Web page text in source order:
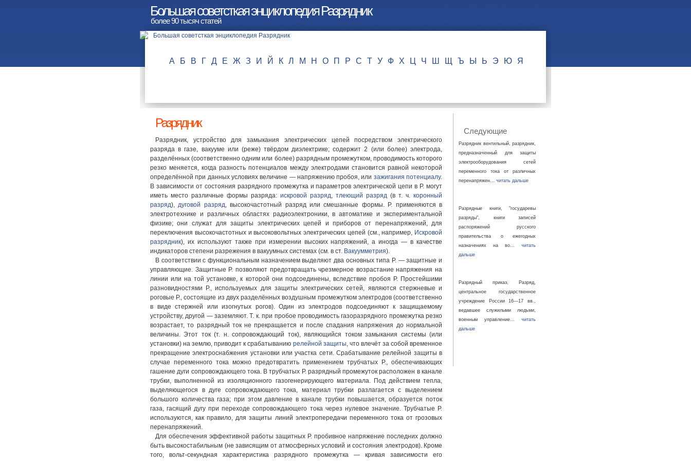
Большая советсткая энциклопедия Разрядник
более 90 тысяч статей
А Б В Г Д Е Ж З И Й К Л М Н О П Р С Т У Ф Х Ц Ч Ш Щ Ъ Ы Ь Э Ю Я
Разрядник
Разрядник, устройство для замыкания электрических цепей посредством электрического
разряда в газе, вакууме или (реже) твёрдом диэлектрике; содержит 2 (или более) электрода,
разделённых (соответственно одним или более) разрядным промежутком, проводимость которого
резко меняется, когда разность потенциалов между электродами становится равной некоторой
определённой при данных условиях величине — напряжению пробоя, или зажигания потенциалу.
В зависимости от состояния разрядного промежутка и параметров электрической цепи в Р. могут
иметь место различные формы разряда: искровой разряд, тлеющий разряд (в т. ч. коронный
разряд),дуговой разряд, высокочастотный разряд или смешанные формы. Р. применяются в
электротехнике и различных областях радиоэлектроники, в автоматике и экспериментальной
физике; они служат для защиты электрических цепей и приборов от перенапряжений, для
переключения высокочастотных и высоковольтных электрических цепей (см., например, Искровой
разрядник), их используют также при измерении высоких напряжений, а иногда — в качестве
индикаторов степени разрежения в вакуумных системах (см. в ст. Вакуумметрия).
В соответствии с функциональным назначением выделяют два основных типа Р. — защитные и
управляющие. Защитные Р. позволяют предотвращать чрезмерное возрастание напряжения на
линии или на той установке, к которой они подсоединены, вследствие пробоя Р. Простейшими
разновидностями Р., используемых для защиты электрических сетей, являются стержневые и
роговые Р., состоящие из двух разделённых воздушным промежутком электродов (соответственно
в виде стержней или изогнутых рогов). Один из электродов подсоединяют к защищаемому
устройству, другой — заземляют. Т. к. при пробое проводимость газоразрядного промежутка резко
возрастает, то разрядный ток не прекращается и после спадания напряжения до нормальной
величины. Этот ток (т. н. сопровождающий ток), являющийся током замыкания системы (или
установки) на землю, приводит к срабатыванию релейной защиты, что влечёт за собой временное
прекращение электроснабжения установки или участка сети. Срабатывание релейной защиты в
случае переменного тока можно предотвратить применением трубчатых Р., обеспечивающих
гашение дуги сопровождающего тока. В трубчатых Р. разрядный промежуток расположен в канале
трубки, выполненной из изоляционного газогенерирующего материала. Под действием тепла,
выделяющегося в дуге сопровождающего тока, материал трубки разлагается с выделением
большого количества газа; при этом давление в канале трубки повышается, образуется поток
газа, гасящий дугу при переходе сопровождающего тока через нулевое значение. Трубчатые Р.
используются, как правило, для защиты линий электропередачи переменного тока от грозовых
перенапряжений.
Для обеспечения эффективной работы защитных Р. пробивное напряжение последних должно
быть высокостабильным (не зависящим от атмосферных условий и состояния электродов). Кроме
того, вольт-секундная характеристика разрядного промежутка — кривая зависимости его
Следующие
Разрядник вентильный, разрядник,
предназначенный для защиты
электрооборудования сетей
переменного тока от различных
перенапряжен… читать дальше
Разрядные книги, "государевы
разряды", книги записей
распоряжений русского
правительства о ежегодных
назначениях на во… читать
дальше
Разрядный приказ, Разряд,
центральное государственное
учреждение России 16—17 вв.,
ведавшее служилыми людьми,
военным управление… читать
дальше